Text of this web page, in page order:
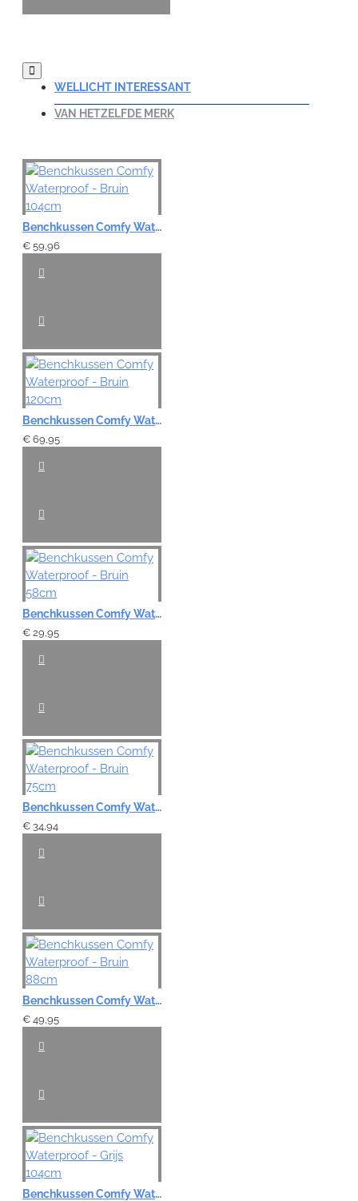
WELLICHT INTERESSANT
VAN HETZELFDE MERK
Benchkussen Comfy Waterproof - Bruin 104cm
€ 59,96
Benchkussen Comfy Waterproof - Bruin 120cm
€ 69,95
Benchkussen Comfy Waterproof - Bruin 58cm
€ 29,95
Benchkussen Comfy Waterproof - Bruin 75cm
€ 34,94
Benchkussen Comfy Waterproof - Bruin 88cm
€ 49,95
Benchkussen Comfy Waterproof - Grijs 104cm